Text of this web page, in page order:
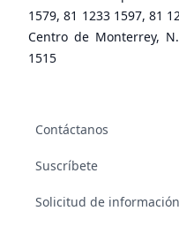
1579, 81 1233 1597, 81
Centro de Monterrey,
1515
Contáctanos
Suscríbete
Solicitud de información